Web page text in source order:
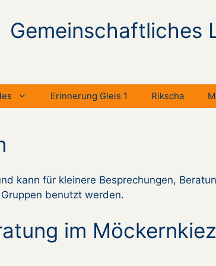
Gemeinschaftliches
Erinnerung Gleis 1 Rikscha
kann für kleinere Besprechungen,
benutzt werden.
im Möckernkiez